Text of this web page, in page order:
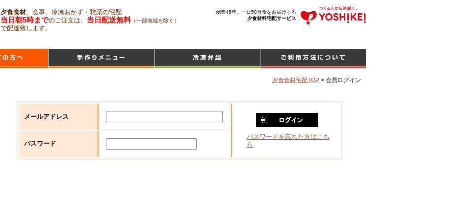
夕食食材、食事、冷凍おかず・惣菜の宅配
当日朝5時までのご注文は、 当日配送無料（一部地域を除く）
で配達致します。
創業45年、一日50万食をお届けする
夕食材料宅配サービス
夕食食材宅配TOP > 会員ログイン
メールアドレス
パスワードを忘れた方はこち
ら
パスワード